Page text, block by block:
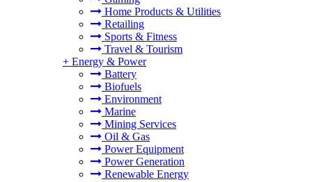
Home Products & Utilities
Retailing
Sports & Fitness
Travel & Tourism
+ Energy & Power
Battery
Biofuels
Environment
Marine
Mining Services
Oil & Gas
Power Equipment
Power Generation
Renewable Energy